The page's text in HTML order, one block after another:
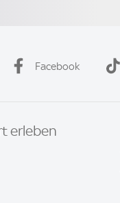
Facebook
erleben